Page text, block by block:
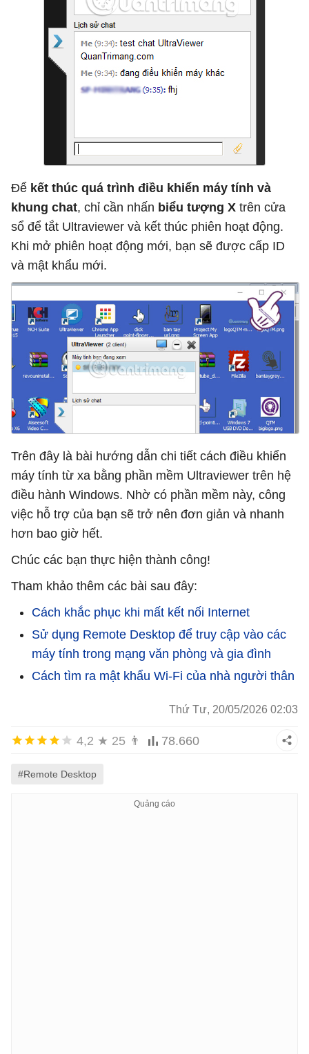
Để kết thúc quá trình điều khiển máy tính và
khung chat, chỉ cần nhấn biểu tượng X trên cửa
sổ để tắt Ultraviewer và kết thúc phiên hoạt động.
Khi mở phiên hoạt động mới, bạn sẽ được cấp ID
và mật khẩu mới.
Trên đây là bài hướng dẫn chi tiết cách điều khiển
máy tính từ xa bằng phần mềm Ultraviewer trên hệ
điều hành Windows. Nhờ có phần mềm này, công
việc hỗ trợ của bạn sẽ trở nên đơn giản và nhanh
hơn bao giờ hết.
Chúc các bạn thực hiện thành công!
Tham khảo thêm các bài sau đây:
Cách khắc phục khi mất kết nối Internet
Sử dụng Remote Desktop để truy cập vào các
máy tính trong mạng văn phòng và gia đình
Cách tìm ra mật khẩu Wi-Fi của nhà người thân
Thứ Tư, 20/05/2026 02:03
4,2 ★ 25 👨 78.660
#Remote Desktop